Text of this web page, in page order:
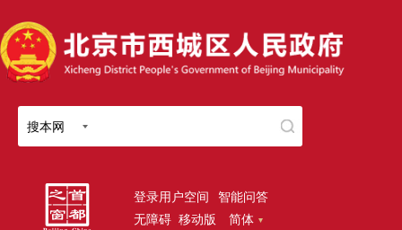
搜本网
登录用户空间 智能问答
无障碍 移动版 简体